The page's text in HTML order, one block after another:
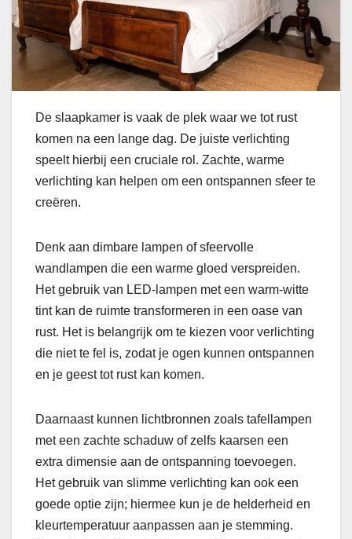
De slaapkamer is vaak de plek waar we tot rust
komen na een lange dag. De juiste verlichting
speelt hierbij een cruciale rol. Zachte, warme
verlichting kan helpen om een ontspannen sfeer te
creëren.
Denk aan dimbare lampen of sfeervolle
wandlampen die een warme gloed verspreiden.
Het gebruik van LED-lampen met een warm-witte
tint kan de ruimte transformeren in een oase van
rust. Het is belangrijk om te kiezen voor verlichting
die niet te fel is, zodat je ogen kunnen ontspannen
en je geest tot rust kan komen.
Daarnaast kunnen lichtbronnen zoals tafellampen
met een zachte schaduw of zelfs kaarsen een
extra dimensie aan de ontspanning toevoegen.
Het gebruik van slimme verlichting kan ook een
goede optie zijn; hiermee kun je de helderheid en
kleurtemperatuur aanpassen aan je stemming.